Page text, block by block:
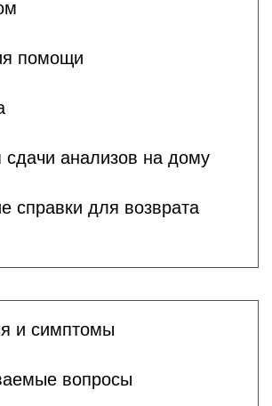
помощи
анализов на дому
справки для возврата
и симптомы
вопросы